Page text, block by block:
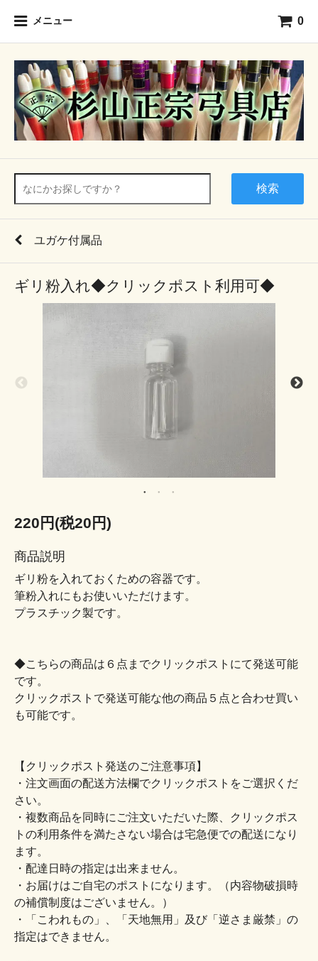
メニュー 0
検索
ユガケ付属品
ギリ粉入れ◆クリックポスト利用可◆
220円(税20円)
商品説明
ギリ粉を入れておくための容器です。
筆粉入れにもお使いいただけます。
プラスチック製です。
◆こちらの商品は６点までクリックポストにて発送可能
です。
クリックポストで発送可能な他の商品５点と合わせ買い
も可能です。
【クリックポスト発送のご注意事項】
・注文画面の配送方法欄でクリックポストをご選択くだ
さい。
・複数商品を同時にご注文いただいた際、クリックポス
トの利用条件を満たさない場合は宅急便での配送になり
ます。
・配達日時の指定は出来ません。
・お届けはご自宅のポストになります。（内容物破損時
の補償制度はございません。）
・「こわれもの」、「天地無用」及び「逆さま厳禁」の
指定はできません。